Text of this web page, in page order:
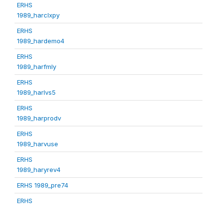
ERHS
1989_harclxpy
ERHS
1989_hardemo4
ERHS
1989_harfmly
ERHS
1989_harlvs5
ERHS
1989_harprodv
ERHS
1989_harvuse
ERHS
1989_haryrev4
ERHS 1989_pre74
ERHS